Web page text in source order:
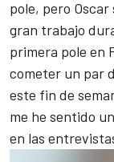
pole, pero
gran trabajo
primera pole en
cometer un par
este fin de
me he sentido
en las